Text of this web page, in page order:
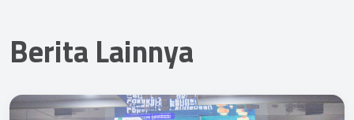
Berita Lainnya